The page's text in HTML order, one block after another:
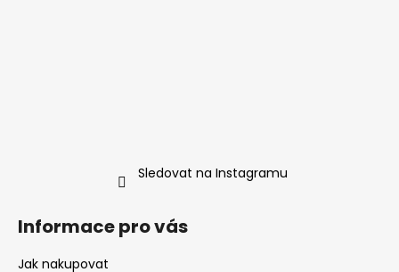
Sledovat na Instagramu
Informace pro vás
Jak nakupovat